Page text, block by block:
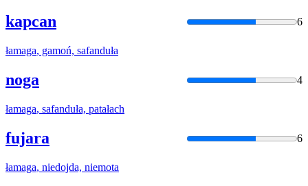
kapcan 6
łamaga, gamoń, safanduła
noga 4
łamaga, safanduła, patałach
fujara 6
łamaga, niedojda, niemota